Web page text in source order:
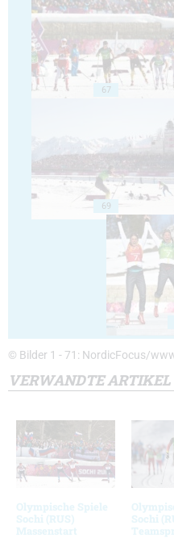
67
69
© Bilder 1 - 71: NordicFocus/
VERWANDTE ARTIKEL
Olympische Spiele
Sochi (RUS)
Massenstart
Sochi